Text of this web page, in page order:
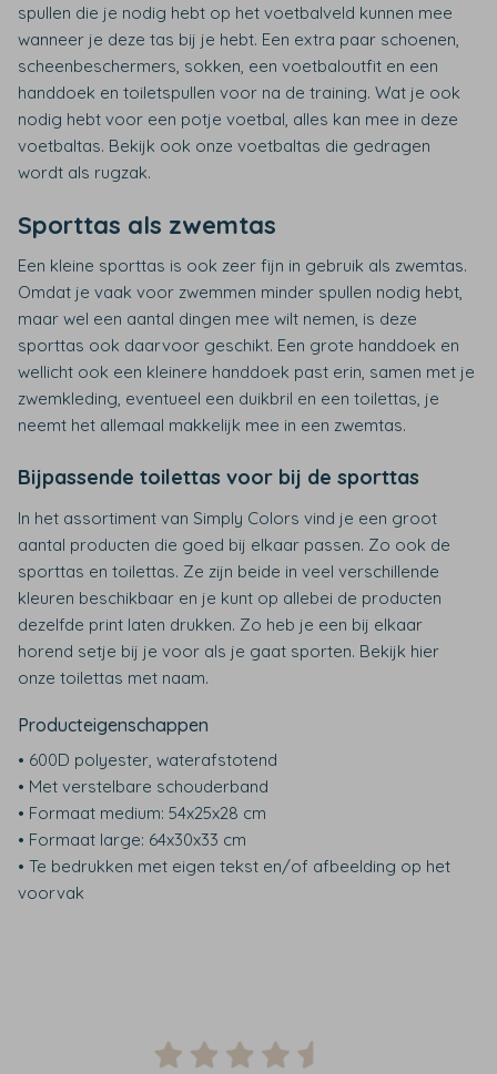
spullen die je nodig hebt op het voetbalveld kunnen mee
wanneer je deze tas bij je hebt. Een extra paar schoenen,
scheenbeschermers, sokken, een voetbaloutfit en een
handdoek en toiletspullen voor na de training. Wat je ook
nodig hebt voor een potje voetbal, alles kan mee in deze
voetbaltas. Bekijk ook onze voetbaltas die gedragen
wordt als rugzak.
Sporttas als zwemtas
Een kleine sporttas is ook zeer fijn in gebruik als zwemtas.
Omdat je vaak voor zwemmen minder spullen nodig hebt,
maar wel een aantal dingen mee wilt nemen, is deze
sporttas ook daarvoor geschikt. Een grote handdoek en
wellicht ook een kleinere handdoek past erin, samen met je
zwemkleding, eventueel een duikbril en een toilettas, je
neemt het allemaal makkelijk mee in een zwemtas.
Bijpassende toilettas voor bij de sporttas
In het assortiment van Simply Colors vind je een groot
aantal producten die goed bij elkaar passen. Zo ook de
sporttas en toilettas. Ze zijn beide in veel verschillende
kleuren beschikbaar en je kunt op allebei de producten
dezelfde print laten drukken. Zo heb je een bij elkaar
horend setje bij je voor als je gaat sporten. Bekijk hier
onze toilettas met naam.
Producteigenschappen
• 600D polyester, waterafstotend
• Met verstelbare schouderband
• Formaat medium: 54x25x28 cm
• Formaat large: 64x30x33 cm
• Te bedrukken met eigen tekst en/of afbeelding op het
voorvak